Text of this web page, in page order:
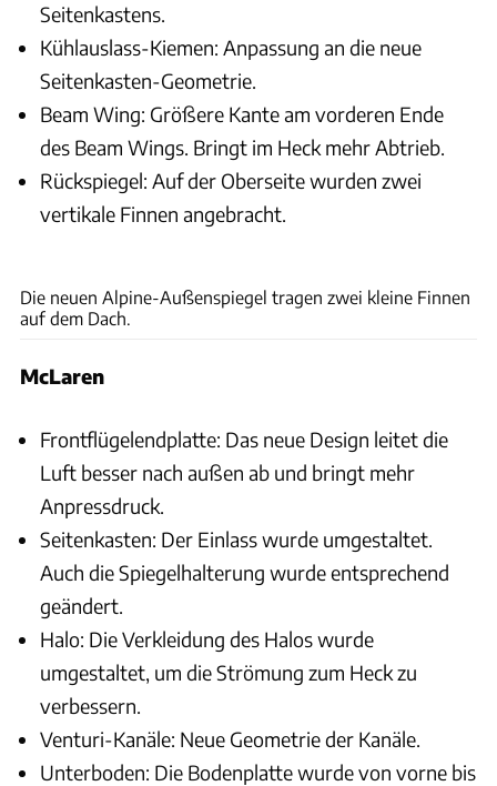
Seitenkastens.
Kühlauslass-Kiemen: Anpassung an die neue
Seitenkasten-Geometrie.
Beam Wing: Größere Kante am vorderen Ende
des Beam Wings. Bringt im Heck mehr Abtrieb.
Rückspiegel: Auf der Oberseite wurden zwei
vertikale Finnen angebracht.
Die neuen Alpine-Außenspiegel tragen zwei kleine Finnen
auf dem Dach.
McLaren
Frontflügelendplatte: Das neue Design leitet die
Luft besser nach außen ab und bringt mehr
Anpressdruck.
Seitenkasten: Der Einlass wurde umgestaltet.
Auch die Spiegelhalterung wurde entsprechend
geändert.
Halo: Die Verkleidung des Halos wurde
umgestaltet, um die Strömung zum Heck zu
verbessern.
Venturi-Kanäle: Neue Geometrie der Kanäle.
Unterboden: Die Bodenplatte wurde von vorne bis